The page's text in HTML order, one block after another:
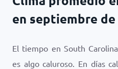
en septiembre de
El tiempo en South
es algo caluroso. En días